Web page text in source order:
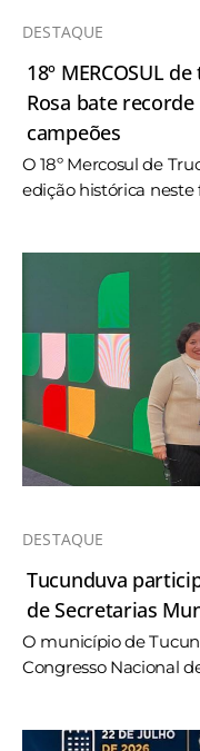
DESTAQUE
18º MERCOSUL
Rosa bate
campeões
O 18º Mercosul de
edição histórica neste
DESTAQUE
Tucunduva
de Secretarias
O município de
Congresso Nacional